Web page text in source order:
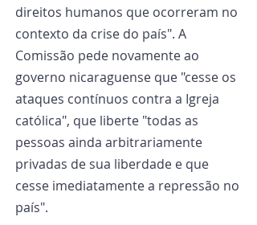
direitos humanos que ocorreram no
contexto da crise do país". A
Comissão pede novamente ao
governo nicaraguense que "cesse os
ataques contínuos contra a Igreja
católica", que liberte "todas as
pessoas ainda arbitrariamente
privadas de sua liberdade e que
cesse imediatamente a repressão no
país".